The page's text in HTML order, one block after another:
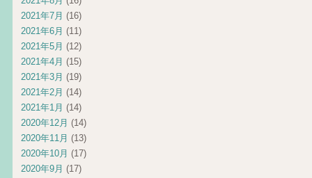
2021年7月 (16)
2021年6月 (11)
2021年5月 (12)
2021年4月 (15)
2021年3月 (19)
2021年2月 (14)
2021年1月 (14)
2020年12月 (14)
2020年11月 (13)
2020年10月 (17)
2020年9月 (17)